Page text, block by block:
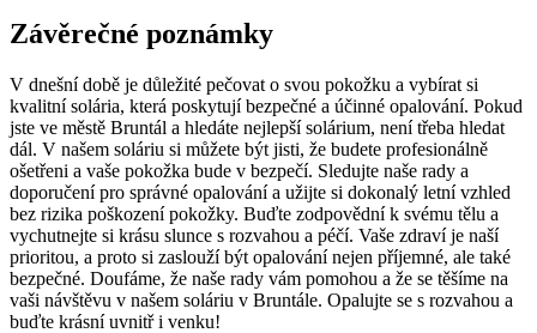
Závěrečné poznámky
V dnešní době je důležité pečovat o svou pokožku a vybírat si
kvalitní solária, která poskytují bezpečné a účinné opalování. Pokud
jste ve městě Bruntál a hledáte nejlepší solárium, není třeba hledat
dál. V našem soláriu si můžete být jisti, že budete profesionálně
ošetřeni a vaše pokožka bude v bezpečí. Sledujte naše rady a
doporučení pro správné opalování a užijte si dokonalý letní vzhled
bez rizika poškození pokožky. Buďte zodpovědní k svému tělu a
vychutnejte si krásu slunce s rozvahou a péčí. Vaše zdraví je naší
prioritou, a proto si zaslouží být opalování nejen příjemné, ale také
bezpečné. Doufáme, že naše rady vám pomohou a že se těšíme na
vaši návštěvu v našem soláriu v Bruntále. Opalujte se s rozvahou a
buďte krásní uvnitř i venku!